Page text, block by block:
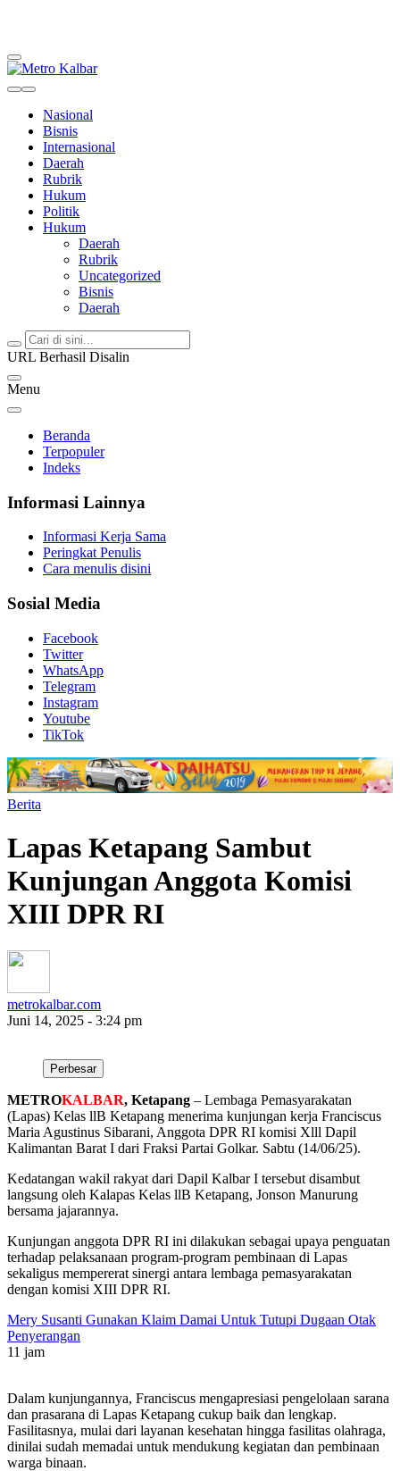
Nasional
Bisnis
Internasional
Daerah
Rubrik
Hukum
Politik
Hukum
Daerah
Rubrik
Uncategorized
Bisnis
Daerah
URL Berhasil Disalin
Menu
Beranda
Terpopuler
Indeks
Informasi Lainnya
Informasi Kerja Sama
Peringkat Penulis
Cara menulis disini
Sosial Media
Facebook
Twitter
WhatsApp
Telegram
Instagram
Youtube
TikTok
Berita
Lapas Ketapang Sambut
Kunjungan Anggota Komisi
XIII DPR RI
metrokalbar.com
Juni 14, 2025 - 3:24 pm
Perbesar
METROKALBAR, Ketapang – Lembaga Pemasyarakatan
(Lapas) Kelas llB Ketapang menerima kunjungan kerja Franciscus
Maria Agustinus Sibarani, Anggota DPR RI komisi Xlll Dapil
Kalimantan Barat I dari Fraksi Partai Golkar. Sabtu (14/06/25).
Kedatangan wakil rakyat dari Dapil Kalbar I tersebut disambut
langsung oleh Kalapas Kelas llB Ketapang, Jonson Manurung
bersama jajarannya.
Kunjungan anggota DPR RI ini dilakukan sebagai upaya penguatan
terhadap pelaksanaan program-program pembinaan di Lapas
sekaligus mempererat sinergi antara lembaga pemasyarakatan
dengan komisi XIII DPR RI.
Mery Susanti Gunakan Klaim Damai Untuk Tutupi Dugaan Otak
Penyerangan
11 jam
Dalam kunjungannya, Franciscus mengapresiasi pengelolaan sarana
dan prasarana di Lapas Ketapang cukup baik dan lengkap.
Fasilitasnya, mulai dari layanan kesehatan hingga fasilitas olahraga,
dinilai sudah memadai untuk mendukung kegiatan dan pembinaan
warga binaan.